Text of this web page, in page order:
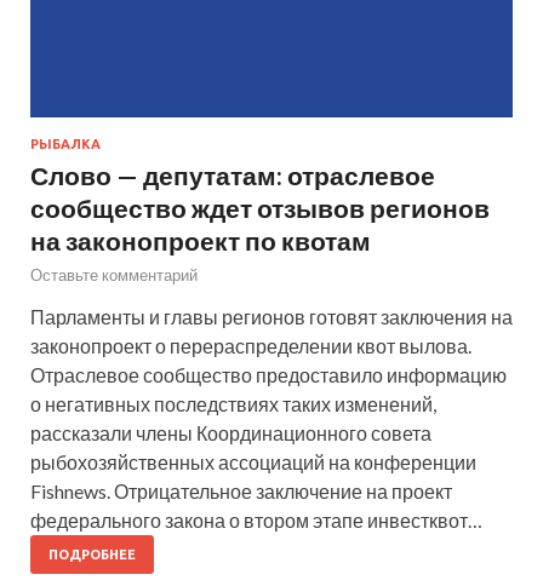
РЫБАЛКА
Слово — депутатам: отраслевое
сообщество ждет отзывов регионов
на законопроект по квотам
Оставьте комментарий
Парламенты и главы регионов готовят заключения на
законопроект о перераспределении квот вылова.
Отраслевое сообщество предоставило информацию
о негативных последствиях таких изменений,
рассказали члены Координационного совета
рыбохозяйственных ассоциаций на конференции
Fishnews. Отрицательное заключение на проект
федерального закона о втором этапе инвестквот…
ПОДРОБНЕЕ